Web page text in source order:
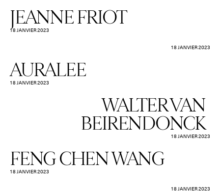
JEANNE FRIOT
18 JANVIER 2023
18 JANVIER 2023
AURALEE
18 JANVIER 2023
WALTER VAN
BEIRENDONCK
18 JANVIER 2023
FENG CHEN WANG
18 JANVIER 2023
18 JANVIER 2023